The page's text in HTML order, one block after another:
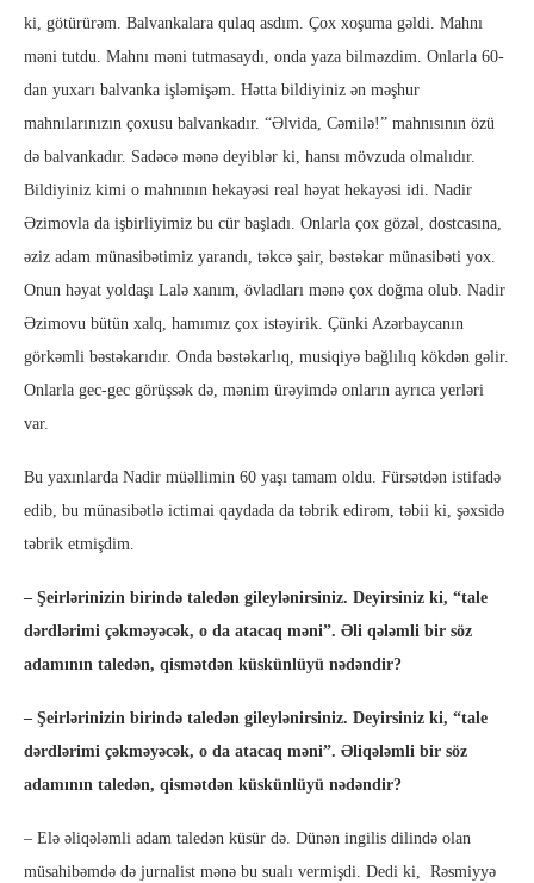
ki, götürürəm. Balvankalara qulaq asdım. Çox xoşuma gəldi. Mahnı
məni tutdu. Mahnı məni tutmasaydı, onda yaza bilməzdim. Onlarla 60-
dan yuxarı balvanka işləmişəm. Hətta bildiyiniz ən məşhur
mahnılarınızın çoxusu balvankadır. “Əlvida, Cəmilə!” mahnısının özü
də balvankadır. Sadəcə mənə deyiblər ki, hansı mövzuda olmalıdır.
Bildiyiniz kimi o mahnının hekayəsi real həyat hekayəsi idi. Nadir
Əzimovla da işbirliyimiz bu cür başladı. Onlarla çox gözəl, dostcasına,
əziz adam münasibətimiz yarandı, təkcə şair, bəstəkar münasibəti yox.
Onun həyat yoldaşı Lalə xanım, övladları mənə çox doğma olub. Nadir
Əzimovu bütün xalq, hamımız çox istəyirik. Çünki Azərbaycanın
görkəmli bəstəkarıdır. Onda bəstəkarlıq, musiqiyə bağlılıq kökdən gəlir.
Onlarla gec-gec görüşsək də, mənim ürəyimdə onların ayrıca yerləri
var.
Bu yaxınlarda Nadir müəllimin 60 yaşı tamam oldu. Fürsətdən istifadə
edib, bu münasibətlə ictimai qaydada da təbrik edirəm, təbii ki, şəxsidə
təbrik etmişdim.
– Şeirlərinizin birində taledən gileylənirsiniz. Deyirsiniz ki, “tale
dərdlərimi çəkməyəcək, o da atacaq məni”. Əli qələmli bir söz
adamının taledən, qismətdən küskünlüyü nədəndir?
– Şeirlərinizin birində taledən gileylənirsiniz. Deyirsiniz ki, “tale
dərdlərimi çəkməyəcək, o da atacaq məni”. Əliqələmli bir söz
adamının taledən, qismətdən küskünlüyü nədəndir?
– Elə əliqələmli adam taledən küsür də. Dünən ingilis dilində olan
müsahibəmdə də jurnalist mənə bu sualı vermişdi. Dedi ki, Rəsmiyyə